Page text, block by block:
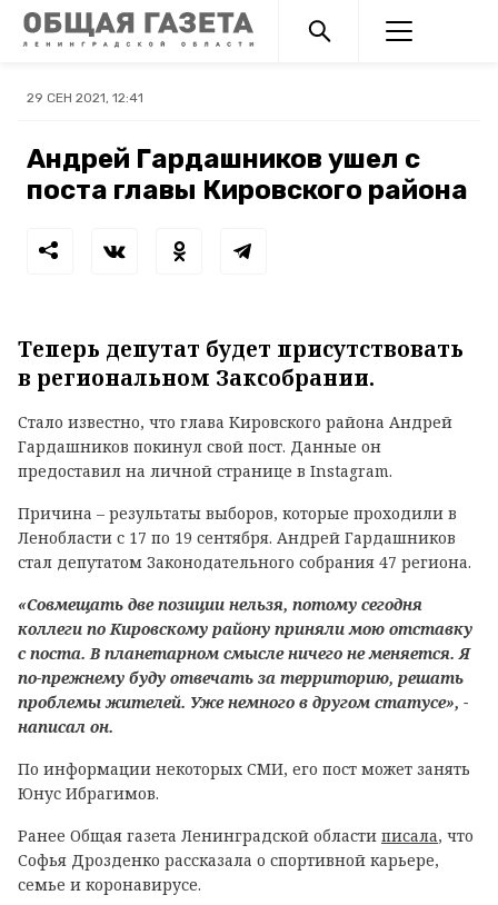
29 СЕН 2021, 12:41
Андрей Гардашников ушел с
поста главы Кировского района
Теперь депутат будет присутствовать
в региональном Заксобрании.
Стало известно, что глава Кировского района Андрей
Гардашников покинул свой пост. Данные он
предоставил на личной странице в Instagram.
Причина – результаты выборов, которые проходили в
Ленобласти с 17 по 19 сентября. Андрей Гардашников
стал депутатом Законодательного собрания 47 региона.
«Совмещать две позиции нельзя, потому сегодня
коллеги по Кировскому району приняли мою отставку
с поста. В планетарном смысле ничего не меняется. Я
по-прежнему буду отвечать за территорию, решать
проблемы жителей. Уже немного в другом статусе», -
написал он.
По информации некоторых СМИ, его пост может занять
Юнус Ибрагимов.
Ранее Общая газета Ленинградской области писала, что
Софья Дрозденко рассказала о спортивной карьере,
семье и коронавирусе.